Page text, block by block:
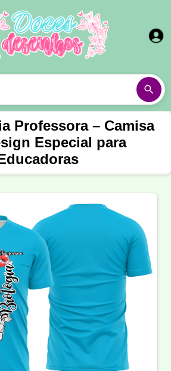
Professora – Camisa
Especial para